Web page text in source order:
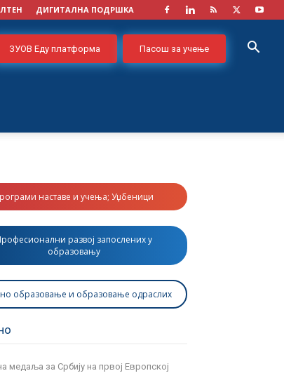
ДИГИТАЛНА ПОДРШКА
ЗУОВ Еду платформа Пасош за учење
наставе и учења; Уџбеници
развој запослених у
образовању
образовање и образовање одраслих
медаља за Србију на првој Европској